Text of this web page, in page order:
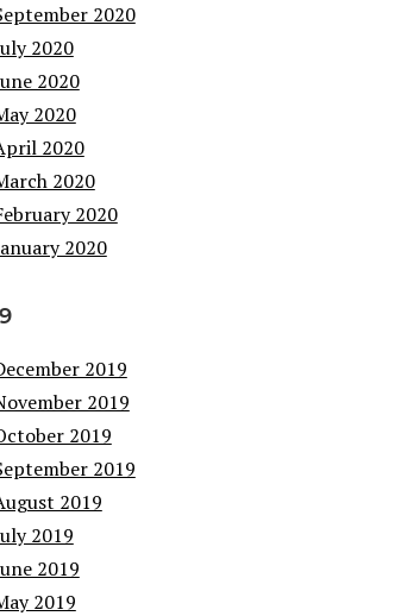
2020
2020
2020
2020
2020
2020
2020
2020
2019
2019
2019
2019
2019
2019
2019
2019